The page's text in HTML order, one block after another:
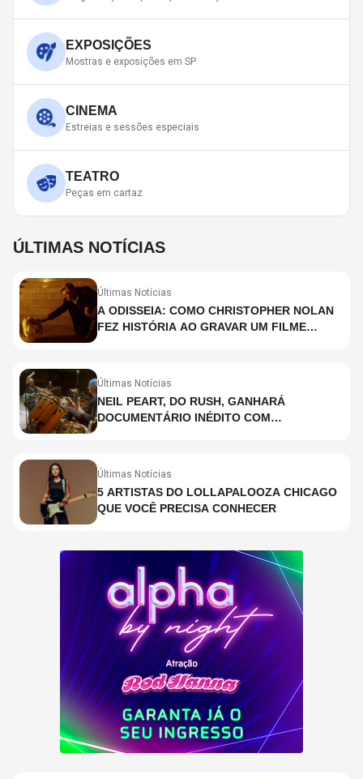
EXPOSIÇÕES
Mostras e exposições em SP
CINEMA
Estreias e sessões especiais
TEATRO
Peças em cartaz
ÚLTIMAS NOTÍCIAS
Últimas Notícias
A ODISSEIA: COMO CHRISTOPHER NOLAN
FEZ HISTÓRIA AO GRAVAR UM FILME
Últimas Notícias
NEIL PEART, DO RUSH, GANHARÁ
DOCUMENTÁRIO INÉDITO COM
Últimas Notícias
5 ARTISTAS DO LOLLAPALOOZA CHICAGO
QUE VOCÊ PRECISA CONHECER